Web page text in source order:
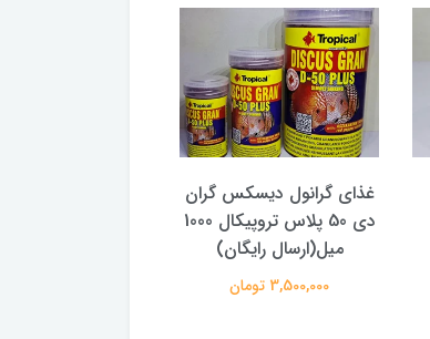
غذای گرانول دیسکس گران
دی 50 پلاس تروپیکال 1000
میل(ارسال رایگان)
3,500,000 تومان